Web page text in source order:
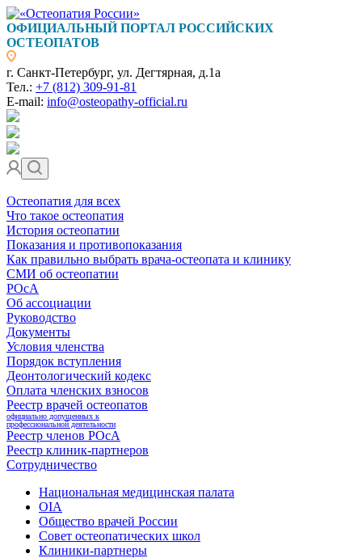
ОФИЦИАЛЬНЫЙ ПОРТАЛ РОССИЙСКИХ
ОСТЕОПАТОВ
г. Санкт-Петербург, ул. Дегтярная, д.1а
Тел.: +7 (812) 309-91-81
E-mail: info@osteopathy-official.ru
Остеопатия для всех
Что такое остеопатия
История остеопатии
Показания и противопоказания
Как правильно выбрать врача-остеопата и клинику
СМИ об остеопатии
РОсА
Об ассоциации
Руководство
Документы
Условия членства
Порядок вступления
Деонтологический кодекс
Оплата членских взносов
Реестр врачей остеопатов
официально допущенных к
профессиональной деятельности
Реестр членов РОсА
Реестр клиник-партнеров
Сотрудничество
Национальная медицинская палата
OIA
Общество врачей России
Совет остеопатических школ
Клиники-партнеры